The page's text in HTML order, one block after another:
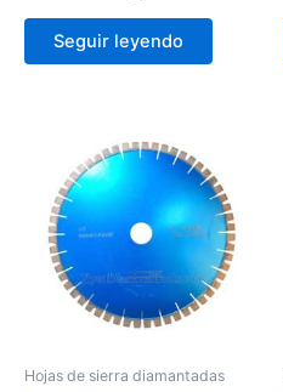
Seguir leyendo
Hojas de sierra diamantadas